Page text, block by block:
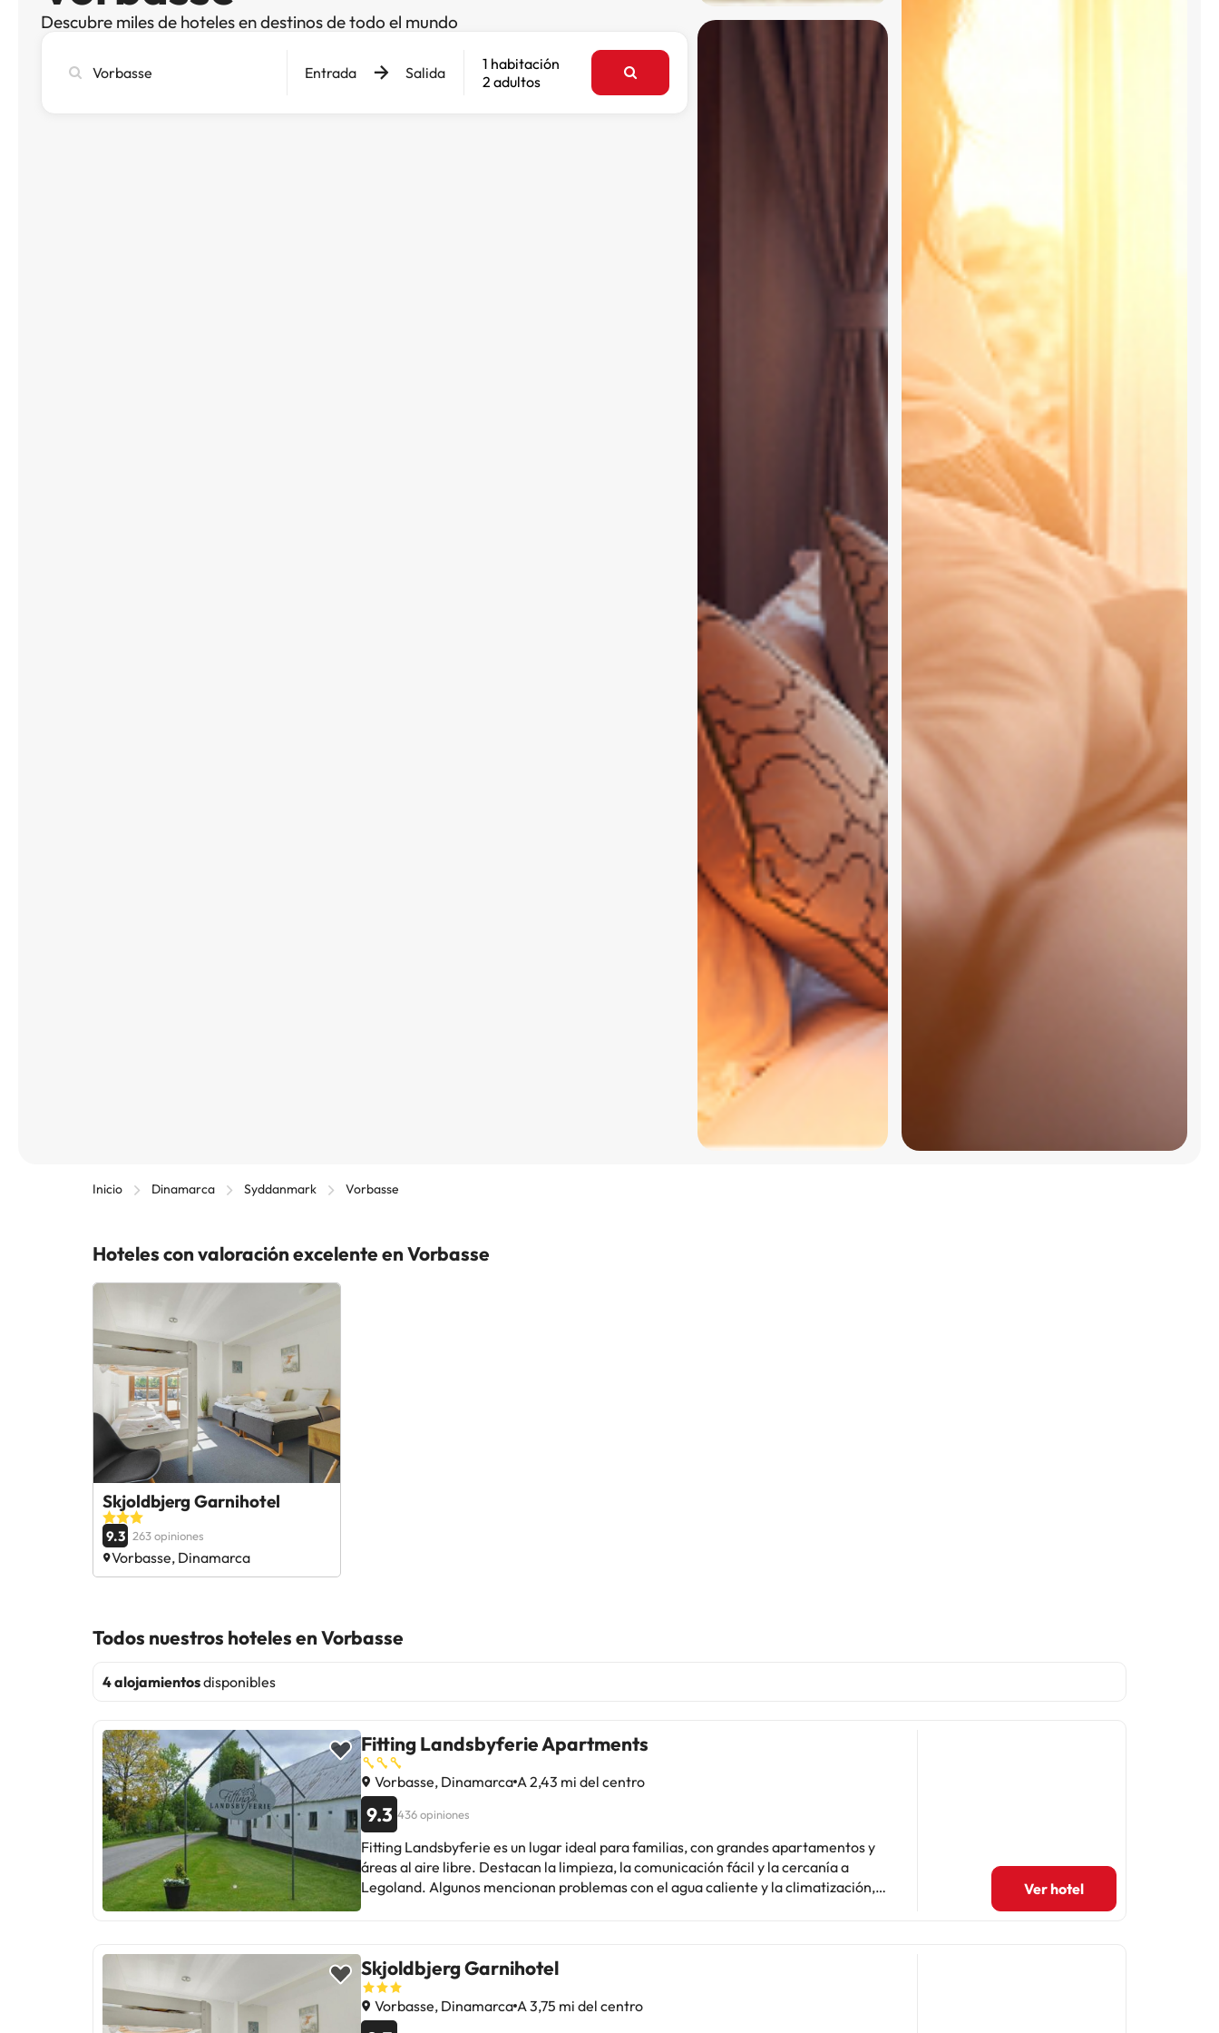
Descubre miles de hoteles en destinos de todo el mundo
ciudad,
Entrada Salida
1 habitación
2 adultos
Inicio Dinamarca Syddanmark Vorbasse
Hoteles con valoración excelente en Vorbasse
Skjoldbjerg Garnihotel
9.3 263 opiniones
Vorbasse, Dinamarca
Todos nuestros hoteles en Vorbasse
4 alojamientosdisponibles
Fitting Landsbyferie Apartments
Vorbasse, Dinamarca A 2,43 mi del centro
9.3 436 opiniones
Fitting Landsbyferie es un lugar ideal para familias, con grandes apartamentos y
áreas al aire libre. Destacan la limpieza, la comunicación fácil y la cercanía a
Legoland. Algunos mencionan problemas con el agua caliente y la climatización,
Ver hotel
Skjoldbjerg Garnihotel
Vorbasse, Dinamarca A 3,75 mi del centro